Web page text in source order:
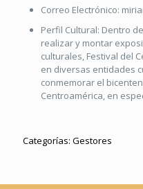
Correo Electrónico:
Perfil Cultural: Dentro
realizar y montar
culturales, Festival del
en diversas entidades
conmemorar el
Centroamérica, en
Categorías: Gestores